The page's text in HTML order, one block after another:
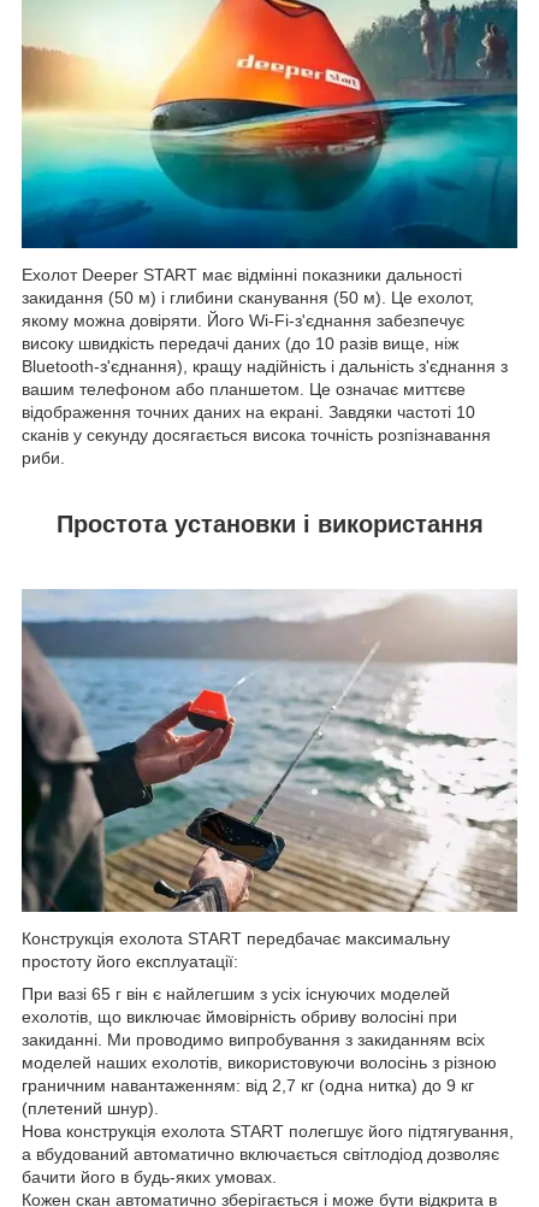
Ехолот Deeper START має відмінні показники дальності
закидання (50 м) і глибини сканування (50 м). Це ехолот,
якому можна довіряти. Його Wi-Fi-з'єднання забезпечує
високу швидкість передачі даних (до 10 разів вище, ніж
Bluetooth-з'єднання), кращу надійність і дальність з'єднання з
вашим телефоном або планшетом. Це означає миттєве
відображення точних даних на екрані. Завдяки частоті 10
сканів у секунду досягається висока точність розпізнавання
риби.
Простота установки і використання
Конструкція ехолота START передбачає максимальну
простоту його експлуатації:
При вазі 65 г він є найлегшим з усіх існуючих моделей
ехолотів, що виключає ймовірність обриву волосіні при
закиданні. Ми проводимо випробування з закиданням всіх
моделей наших ехолотів, використовуючи волосінь з різною
граничним навантаженням: від 2,7 кг (одна нитка) до 9 кг
(плетений шнур).
Нова конструкція ехолота START полегшує його підтягування,
а вбудований автоматично включається світлодіод дозволяє
бачити його в будь-яких умовах.
Кожен скан автоматично зберігається і може бути відкрита в